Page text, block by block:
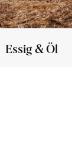
Essig & Öl